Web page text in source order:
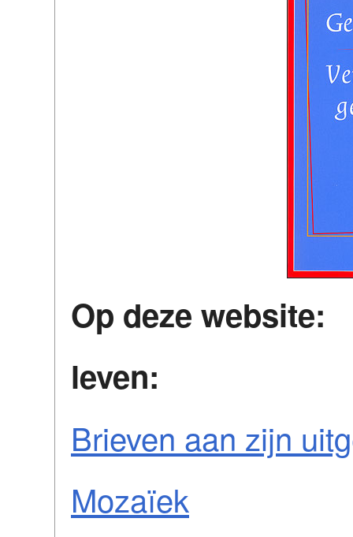
Op deze website:
leven:
Brieven aan zijn
Mozaïek